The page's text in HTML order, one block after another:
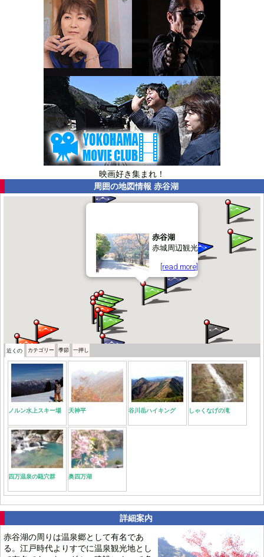
映画好き集まれ！
周囲の地図情報 赤谷湖
赤谷湖
赤城周辺観光
[read more]
近くの カテゴリー 季節 一押し
ノルン水上スキー場 天神平 谷川岳ハイキング しゃくなげの滝
四万温泉の甌穴群 奥四万湖
詳細案内
赤谷湖の周りは温泉郷として有名であ
る。江戸時代よりすでに温泉観光地とし